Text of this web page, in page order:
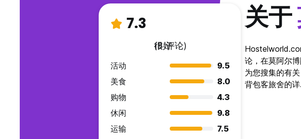
7.3
很好
(8 评论)
活动
9.5
美食
8.0
购物
4.3
休闲
9.8
运输
7.5
关于
论，在莫阿尔
为您搜集的有
背包客旅舍的详